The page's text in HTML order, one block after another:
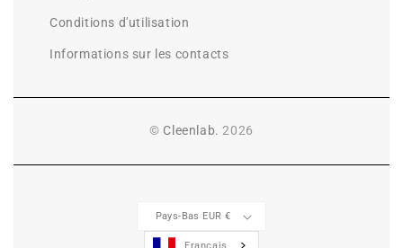
Conditions d'utilisation
Informations sur les contacts
© Cleenlab. 2026
Pays-Bas EUR €
Français